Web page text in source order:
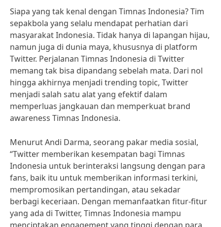
Siapa yang tak kenal dengan Timnas Indonesia? Tim
sepakbola yang selalu mendapat perhatian dari
masyarakat Indonesia. Tidak hanya di lapangan hijau,
namun juga di dunia maya, khususnya di platform
Twitter. Perjalanan Timnas Indonesia di Twitter
memang tak bisa dipandang sebelah mata. Dari nol
hingga akhirnya menjadi trending topic, Twitter
menjadi salah satu alat yang efektif dalam
memperluas jangkauan dan memperkuat brand
awareness Timnas Indonesia.
Menurut Andi Darma, seorang pakar media sosial,
“Twitter memberikan kesempatan bagi Timnas
Indonesia untuk berinteraksi langsung dengan para
fans, baik itu untuk memberikan informasi terkini,
mempromosikan pertandingan, atau sekadar
berbagi keceriaan. Dengan memanfaatkan fitur-fitur
yang ada di Twitter, Timnas Indonesia mampu